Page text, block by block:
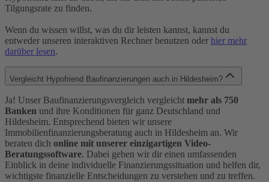
Tilgungsrate zu finden.
Wenn du wissen willst, was du dir leisten kannst, kannst du
entweder unseren interaktiven Rechner benutzen oder hier mehr
darüber lesen.
Vergleicht Hypofriend Baufinanzierungen auch in Hildesheim?
Ja! Unser Baufinanzierungsvergleich vergleicht mehr als 750
Banken und ihre Konditionen für ganz Deutschland und
Hildesheim. Entsprechend bieten wir unsere
Immobilienfinanzierungsberatung auch in Hildesheim an. Wir
beraten dich online mit unserer einzigartigen Video-
Beratungssoftware. Dabei geben wir dir einen umfassenden
Einblick in deine individuelle Finanzierungssituation und helfen dir,
wichtigste finanzielle Entscheidungen zu verstehen und zu treffen.